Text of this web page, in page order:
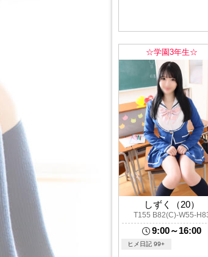
☆学園3年生☆
しずく（20）
T155 B82(C)-W55-
9:00～16:00
ヒメ日記 99+